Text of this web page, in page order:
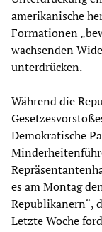
amerikanische
Formationen
wachsenden
unterdrücken.
Während die
Demokratische
es am Montag
Republikanern“,
Letzte Woche